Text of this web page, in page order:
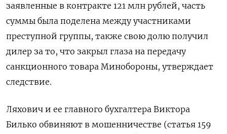
заявленные в контракте 121 млн рублей, часть
суммы была поделена между участниками
преступной группы, также свою долю получил
дилер за то, что закрыл глаза на передачу
санкционного товара Минобороны, утверждает
следствие.
Ляхович и ее главного бухгалтера Виктора
Билько обвиняют в мошенничестве (статья 159